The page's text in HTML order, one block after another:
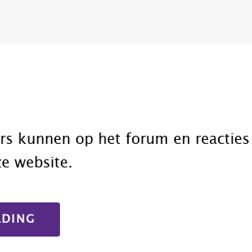
kunnen op het forum en
website.